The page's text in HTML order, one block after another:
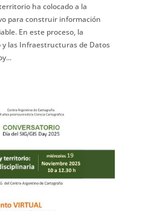
ha colocado a la
para construir información
En este proceso, la
las Infraestructuras de Datos